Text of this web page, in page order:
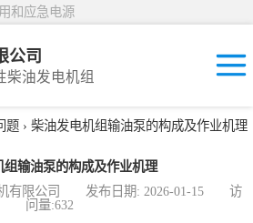
和应急电源
公司
柴油发电机组
题 › 柴油发电机组输油泵的构成及作业机理
组输油泵的构成及作业机理
机有限公司 发布日期: 2026-01-15 访
问量:632